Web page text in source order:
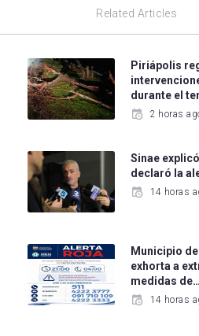
Related Articles
Piriápolis
durante el
2 horas
Sinae
declaró la
14 horas
Municipio
exhorta a
medidas de…
14 horas